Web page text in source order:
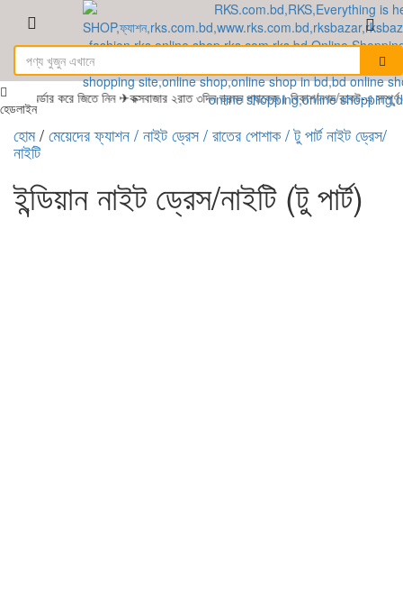
হেডলাইন
করে জিতে নিন ✈কক্সবাজার ২রাত ৩দিন ভ্রমন প্যাকেজ। বিকাশ/নগদ/রকেট-এ সম্পূর্ণ
হোম/মেয়েদের ফ্যাশন/ নাইট ড্রেস / রাতের পোশাক/ টু পার্ট নাইট ড্রেস/
নাইটি
ইন্ডিয়ান নাইট ড্রেস/নাইটি (টু পার্ট)